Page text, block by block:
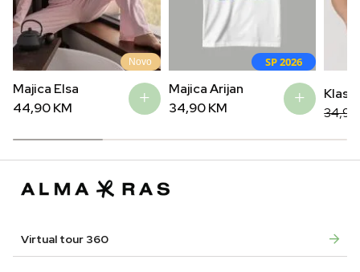
Novo
Majica Elsa
44,90KM
SP 2026
Majica Arijan
34,90KM
was:
is:
Virtual tour 360